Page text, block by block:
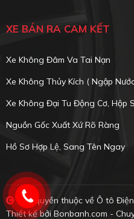
XE BÁN RA CAM KẾT
Xe Không Đâm Va Tai Nạn
Xe Không Thủy Kích ( Ngập
Xe Không Đại Tu Động Cơ, Hộp
Nguồn Gốc Xuất Xứ Rõ Ràng
Hồ Sơ Hợp Lệ, Sang Tên Ngay
Bản quyền thuộc về Ô tô
Thiết kế bởi Bonbanh.com -